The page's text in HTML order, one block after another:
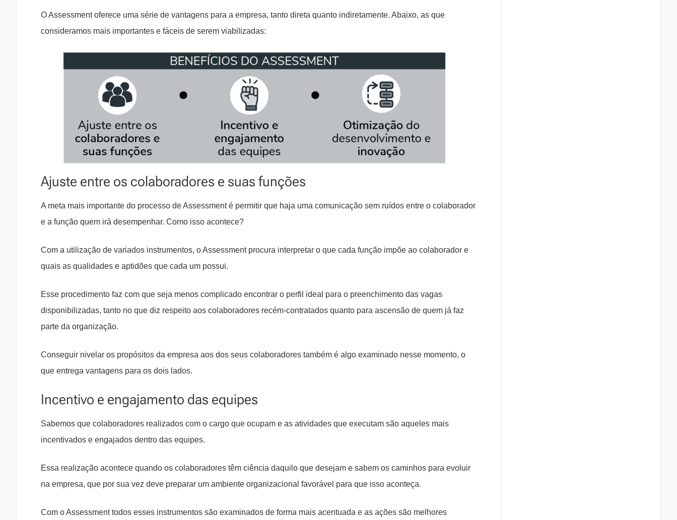
O Assessment oferece uma série de vantagens para a empresa, tanto direta quanto indiretamente. Abaixo, as que
consideramos mais importantes e fáceis de serem viabilizadas:
Ajuste entre os colaboradores e suas funções
A meta mais importante do processo de Assessment é permitir que haja uma comunicação sem ruídos entre o colaborador
e a função quem irá desempenhar. Como isso acontece?
Com a utilização de variados instrumentos, o Assessment procura interpretar o que cada função impõe ao colaborador e
quais as qualidades e aptidões que cada um possui.
Esse procedimento faz com que seja menos complicado encontrar o perfil ideal para o preenchimento das vagas
disponibilizadas, tanto no que diz respeito aos colaboradores recém-contratados quanto para ascensão de quem já faz
parte da organização.
Conseguir nivelar os propósitos da empresa aos dos seus colaboradores também é algo examinado nesse momento, o
que entrega vantagens para os dois lados.
Incentivo e engajamento das equipes
Sabemos que colaboradores realizados com o cargo que ocupam e as atividades que executam são aqueles mais
incentivados e engajados dentro das equipes.
Essa realização acontece quando os colaboradores têm ciência daquilo que desejam e sabem os caminhos para evoluir
na empresa, que por sua vez deve preparar um ambiente organizacional favorável para que isso aconteça.
Com o Assessment todos esses instrumentos são examinados de forma mais acentuada e as ações são melhores